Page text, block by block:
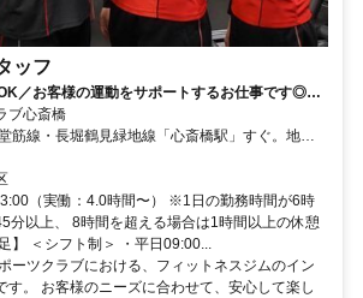
ッフ
／お客様の運動をサポートするお仕事です◎／
が活躍中
ブ心斎橋
筋線・長堀鶴見緑地線「心斎橋駅」すぐ。地下
堀駅」より徒歩５分
（実働：4.0時間〜） ※1日の勤務時間が6時
分以上、 8時間を超える場合は1時間以上の休憩
】 ＜シフト制＞ ・平日09:00...
ーツクラブにおける、フィットネスジムのイン
す。 お客様のニーズに合わせて、安心して楽し